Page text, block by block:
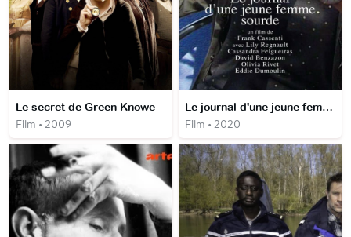
Le secret de Green Knowe
Film • 2009
Le journal d'une jeune femme sourde
Film • 2020